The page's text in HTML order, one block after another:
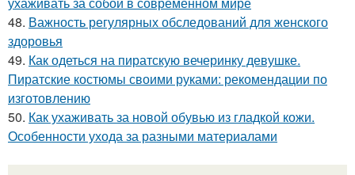
48. Важность регулярных обследований для женского
здоровья
49. Как одеться на пиратскую вечеринку девушке.
Пиратские костюмы своими руками: рекомендации по
изготовлению
50. Как ухаживать за новой обувью из гладкой кожи.
Особенности ухода за разными материалами